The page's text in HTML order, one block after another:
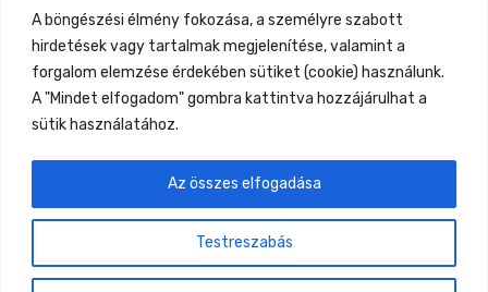
A böngészési élmény fokozása, a személyre szabott
hirdetések vagy tartalmak megjelenítése, valamint a
forgalom elemzése érdekében sütiket (cookie) használunk.
A "Mindet elfogadom" gombra kattintva hozzájárulhat a
sütik használatához.
Testreszabás
Az összes elfogadása
Previous Event
Gyüttment Találkozó, 2026. augusztus 27-30.,
Csobánkapuszta